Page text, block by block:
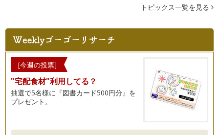
野菜で季節を楽しもう～野菜の旬を知るヒント
満開の桜が街中をピンク色に染め、菜の花やチューリップなど
色とりどりの花が咲き誇る季節。暖か…
野菜を家庭で育てる目的～生きていることを知ること
前回、家庭での野菜育てのすすめをご紹介しました。 お庭が
なくても、ベランダなどを利…
小さなタネが野菜になるまで
トピックス一覧を見る
[今週の投票]
"宅配食材"利用してる？
抽選で5名様に『図書カード500円分』を
プレゼント。